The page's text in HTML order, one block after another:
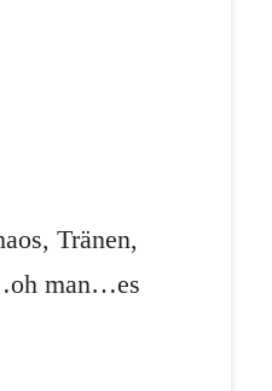
Tränen,
man…es